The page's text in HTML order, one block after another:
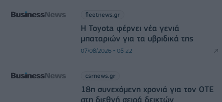
fleetnews.gr
Η Toyota φέρνει νέα γενιά
μπαταριών για τα υβριδικά της
07/08/2026 - 05:22
csrnews.gr
18η συνεχόμενη χρονιά για τον ΟΤΕ
στη διεθνή σειρά δεικτών